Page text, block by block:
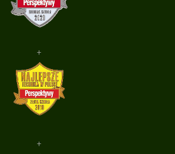
+
+